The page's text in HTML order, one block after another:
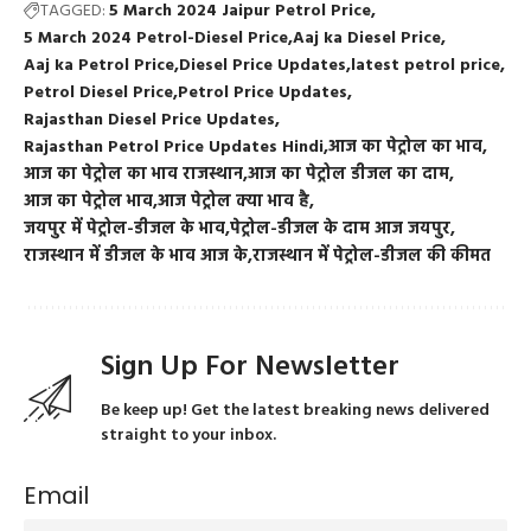
TAGGED:5 March 2024 Jaipur Petrol Price
5 March 2024 Petrol-Diesel PriceAaj ka Diesel Price
Aaj ka Petrol Price Diesel Price Updates latest petrol price
Petrol Diesel Price Petrol Price Updates
Rajasthan Diesel Price Updates
Rajasthan Petrol Price Updates Hindiआज का पेट्रोल का भाव
आज का पेट्रोल का भाव राजस्थानआज का पेट्रोल डीजल का दाम
आज का पेट्रोल भावआज पेट्रोल क्या भाव है
जयपुर में पेट्रोल-डीजल के भावपेट्रोल-डीजल के दाम आज जयपुर
राजस्थान में डीजल के भाव आज केराजस्थान में पेट्रोल-डीजल की कीमत
Sign Up For Newsletter
Be keep up! Get the latest breaking news delivered
straight to your inbox.
Email